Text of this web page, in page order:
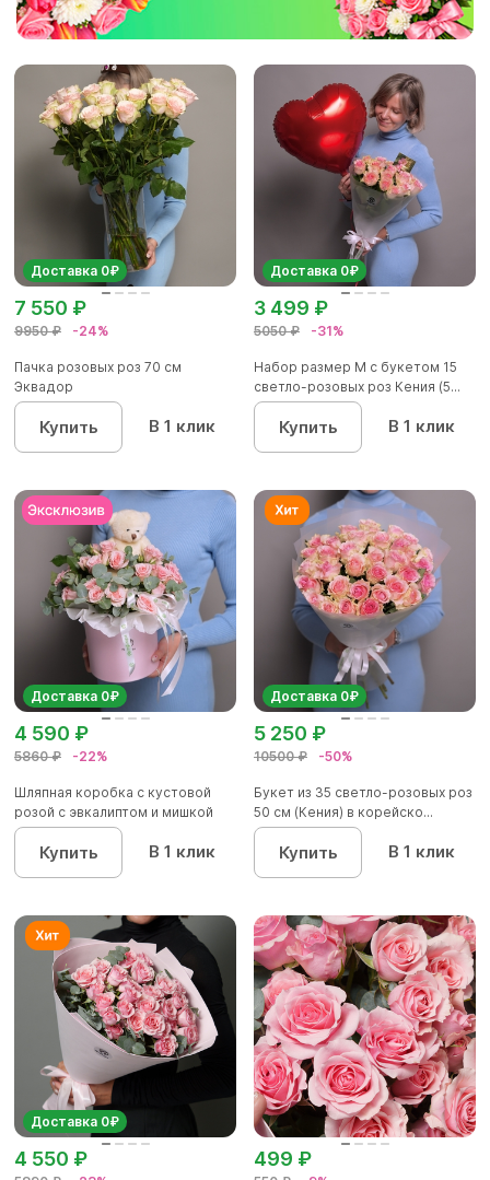
Доставка 0₽
9950 ₽ -24%
7 550 ₽
Пачка розовых роз 70 см
Эквадор
Купить В 1 клик
Доставка 0₽
5050 ₽ -31%
3 499 ₽
Набор размер M с букетом 15
светло-розовых роз Кения (5...
Купить В 1 клик
Доставка 0₽
5860 ₽ -22%
4 590 ₽
Шляпная коробка с кустовой
розой с эвкалиптом и мишкой
Купить В 1 клик
Доставка 0₽
10500 ₽ -50%
5 250 ₽
Букет из 35 светло-розовых роз
50 см (Кения) в корейско...
Купить В 1 клик
Доставка 0₽
4 550 ₽ 499 ₽